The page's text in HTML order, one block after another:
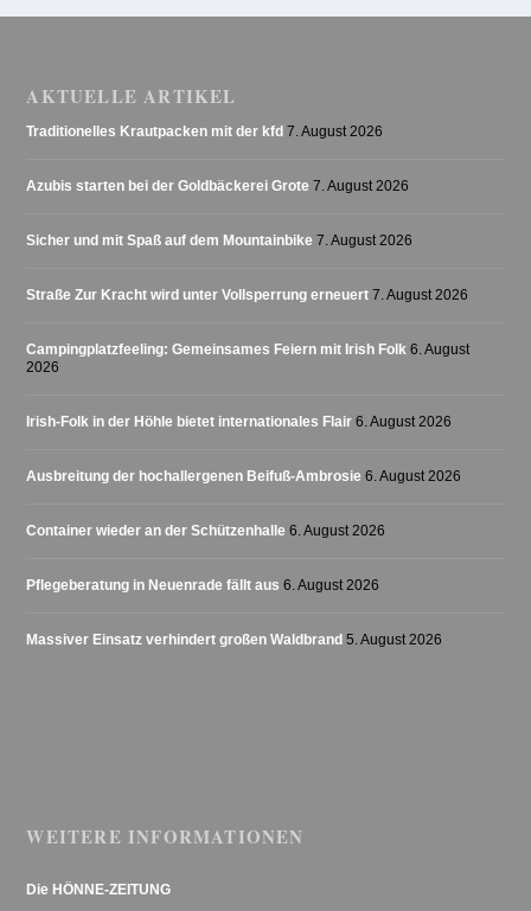
AKTUELLE ARTIKEL
Traditionelles Krautpacken mit der kfd 7. August 2026
Azubis starten bei der Goldbäckerei Grote 7. August 2026
Sicher und mit Spaß auf dem Mountainbike 7. August 2026
Straße Zur Kracht wird unter Vollsperrung erneuert 7. August 2026
Campingplatzfeeling: Gemeinsames Feiern mit Irish Folk 6. August
2026
Irish-Folk in der Höhle bietet internationales Flair 6. August 2026
Ausbreitung der hochallergenen Beifuß-Ambrosie 6. August 2026
Container wieder an der Schützenhalle 6. August 2026
Pflegeberatung in Neuenrade fällt aus 6. August 2026
Massiver Einsatz verhindert großen Waldbrand 5. August 2026
WEITERE INFORMATIONEN
Die HÖNNE-ZEITUNG